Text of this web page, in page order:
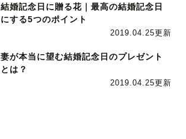
結婚記念日に贈る花｜最高の結婚記念日
にする5つのポイント
2019.04.25更新
妻が本当に望む結婚記念日のプレゼント
とは？
2019.04.25更新